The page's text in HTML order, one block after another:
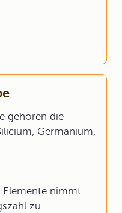
gehören die
Germanium,
Elemente nimmt
zu.